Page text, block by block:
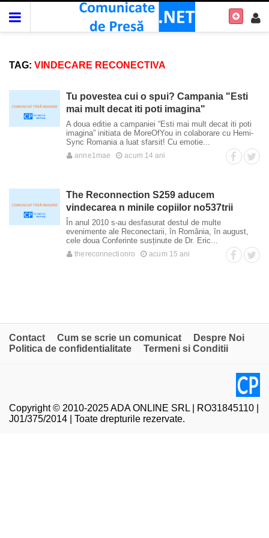
TAG: VINDECARE RECONECTIVA
Tu povestea cui o spui? Campania "Esti
mai mult decat iti poti imagina"
A doua editie a campaniei “Esti mai mult decat iti poti
imagina” initiata de MoreOfYou in colaborare cu Hemi-
Sync Romania a luat sfarsit! Cu emotie...
anne1mae acum 14 ani
The Reconnection S259 aducem
vindecarea n minile copiilor no537trii
În anul 2010 s-au desfasurat destul de multe
evenimente ale Reconectarii, în România, în august,
cele doua Conferinte susținute de Dr. Eric...
thereconnectionro acum 15 ani
Contact Cum se scrie un comunicat
Despre Noi
Politica de confidentialitate
Termeni si Conditii
Copyright © 2010-2025 ADA ONLINE SRL | RO31845110 |
J01/375/2014 | Toate drepturile rezervate.